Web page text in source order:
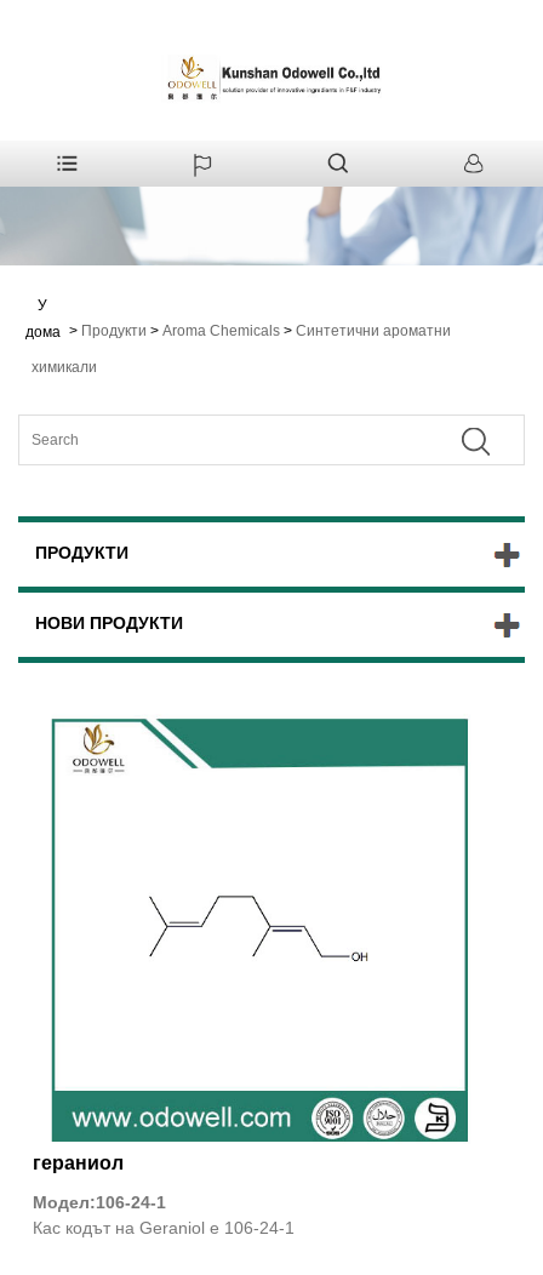
У
дома > Продукти > Aroma Chemicals > Синтетични ароматни
химикали
ПРОДУКТИ
НОВИ ПРОДУКТИ
гераниол
Модел:106-24-1
Кас кодът на Geraniol е 106-24-1